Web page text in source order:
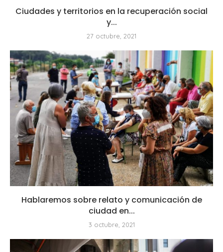
Ciudades y territorios en la recuperación social
y...
27 octubre, 2021
Hablaremos sobre relato y comunicación de
ciudad en...
3 octubre, 2021